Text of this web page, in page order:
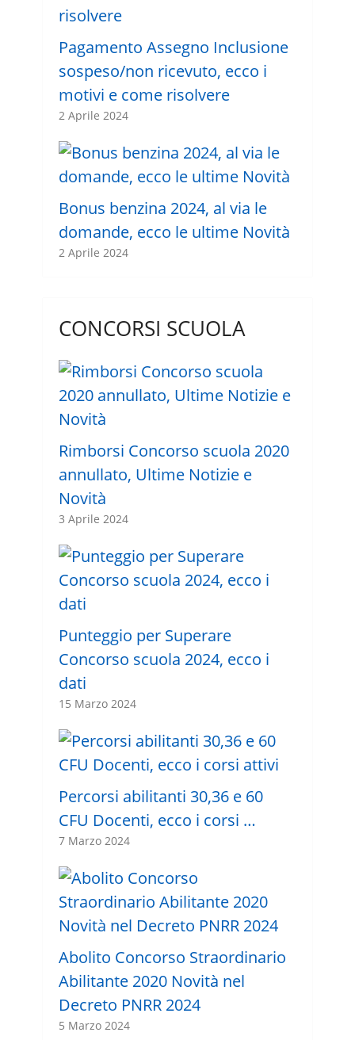
Pagamento Assegno Inclusione
sospeso/non ricevuto, ecco i
motivi e come risolvere
2 Aprile 2024
Bonus benzina 2024, al via le
domande, ecco le ultime Novità
2 Aprile 2024
CONCORSI SCUOLA
Rimborsi Concorso scuola 2020
annullato, Ultime Notizie e
Novità
3 Aprile 2024
Punteggio per Superare
Concorso scuola 2024, ecco i
dati
15 Marzo 2024
Percorsi abilitanti 30,36 e 60
CFU Docenti, ecco i corsi …
7 Marzo 2024
Abolito Concorso Straordinario
Abilitante 2020 Novità nel
Decreto PNRR 2024
5 Marzo 2024